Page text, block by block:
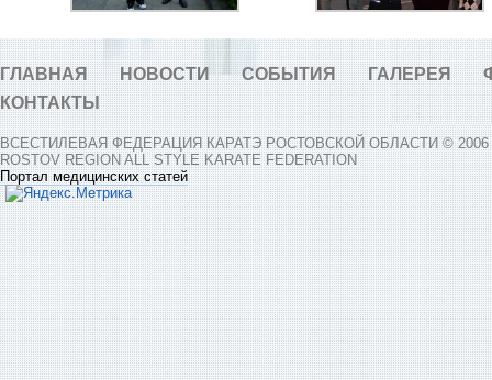
ГЛАВНАЯ НОВОСТИ СОБЫТИЯ ГАЛЕРЕЯ
КОНТАКТЫ
ВСЕСТИЛЕВАЯ ФЕДЕРАЦИЯ КАРАТЭ РОСТОВСКОЙ ОБЛАСТИ © 2006
ROSTOV REGION ALL STYLE KARATE FEDERATION
Портал медицинских статей